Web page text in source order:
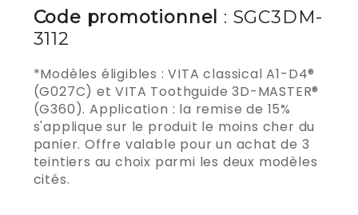
Code promotionnel : SGC3DM-
3112
*Modèles éligibles : VITA classical A1-D4®
(G027C) et VITA Toothguide 3D-MASTER®
(G360). Application : la remise de 15%
s'applique sur le produit le moins cher du
panier. Offre valable pour un achat de 3
teintiers au choix parmi les deux modèles
cités.